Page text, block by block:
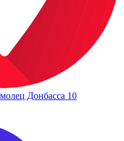
Донбасса 10